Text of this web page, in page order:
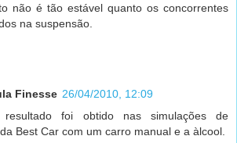
não é tão estável quanto os concorrentes
na suspensão.
Finesse 26/04/2010, 12:09
resultado foi obtido nas simulações de
Best Car com um carro manual e a àlcool.